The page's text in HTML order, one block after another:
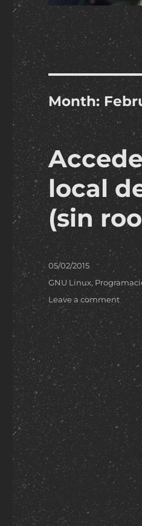
Month:
local
(sin
Posted
on
05/02/2015
Categories
GNU Linux,
Leave a commenton
a
de
un
local
desde
de
red
(sin
root